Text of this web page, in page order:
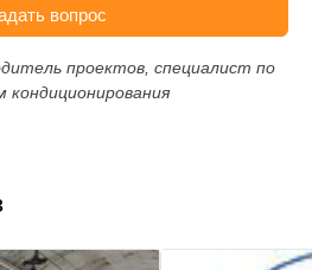
вопрос
проектов, специалист по
кондиционирования